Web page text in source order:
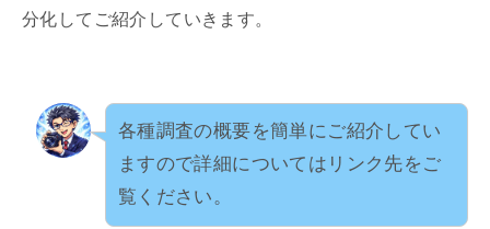
分化してご紹介していきます。
各種調査の概要を簡単にご紹介してい
ますので詳細についてはリンク先をご
覧ください。